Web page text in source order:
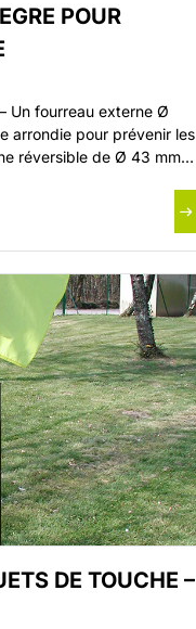
POUR
Un fourreau externe Ø
arrondie pour prévenir les
réversible de Ø 43 mm
DE TOUCHE –